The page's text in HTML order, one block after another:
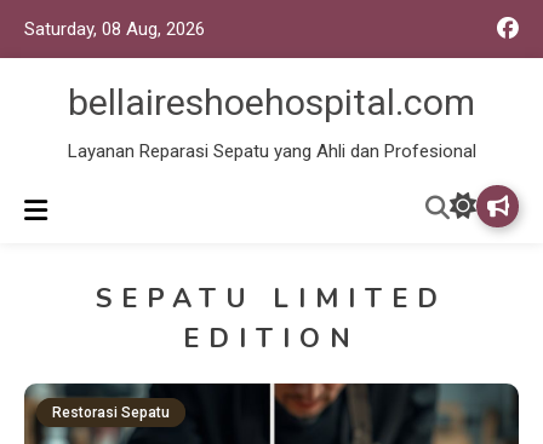
Saturday, 08 Aug, 2026
bellaireshoehospital.com
Layanan Reparasi Sepatu yang Ahli dan Profesional
SEPATU LIMITED
EDITION
Restorasi Sepatu